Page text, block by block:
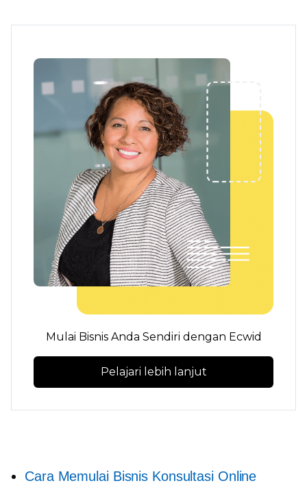
Mulai Bisnis Anda Sendiri dengan Ecwid
Pelajari lebih lanjut
Cara Memulai Bisnis Konsultasi Online